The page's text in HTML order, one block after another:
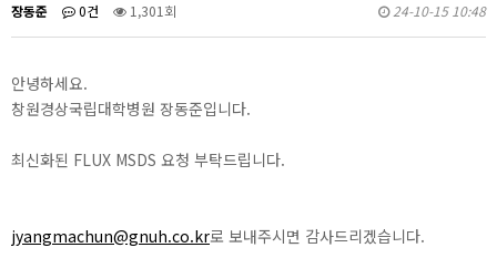
장동준 0건 1,301회 24-10-15 10:48
안녕하세요.
창원경상국립대학병원 장동준입니다.
최신화된 FLUX MSDS 요청 부탁드립니다.
jyangmachun@gnuh.co.kr로 보내주시면 감사드리겠습니다.